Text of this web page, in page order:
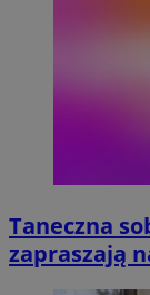
Taneczna
zapraszają